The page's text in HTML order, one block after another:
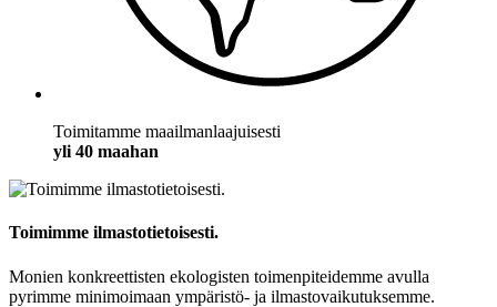
Toimitamme maailmanlaajuisesti
yli 40 maahan
Toimimme ilmastotietoisesti.
Monien konkreettisten ekologisten toimenpiteidemme avulla
pyrimme minimoimaan ympäristö- ja ilmastovaikutuksemme.